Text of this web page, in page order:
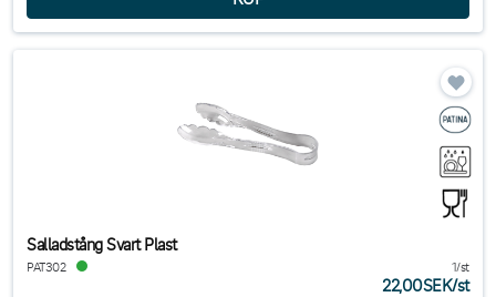
Salladstång Svart Plast
PAT302 1/st
22,00SEK/st